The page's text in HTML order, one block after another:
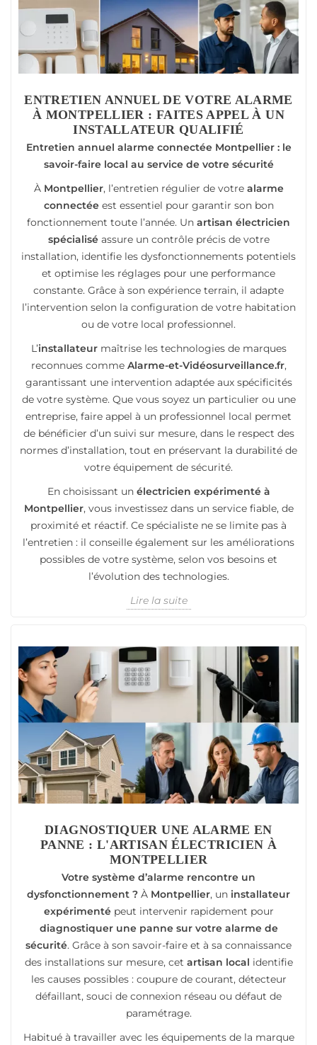
ENTRETIEN ANNUEL DE VOTRE ALARME
À MONTPELLIER : FAITES APPEL À UN
INSTALLATEUR QUALIFIÉ
Entretien annuel alarme connectée Montpellier : le
savoir-faire local au service de votre sécurité
À Montpellier, l’entretien régulier de votre alarme
connectéeest essentiel pour garantir son bon
fonctionnement toute l’année. Un artisan électricien
spécialiséassure un contrôle précis de votre
installation, identifie les dysfonctionnements potentiels
et optimise les réglages pour une performance
constante. Grâce à son expérience terrain, il adapte
l’intervention selon la configuration de votre habitation
ou de votre local professionnel.
L’installateurmaîtrise les technologies de marques
reconnues comme Alarme-et-Vidéosurveillance.fr,
garantissant une intervention adaptée aux spécificités
de votre système. Que vous soyez un particulier ou une
entreprise, faire appel à un professionnel local permet
de bénéficier d’un suivi sur mesure, dans le respect des
normes d’installation, tout en préservant la durabilité de
votre équipement de sécurité.
En choisissant un électricien expérimenté à
Montpellier, vous investissez dans un service fiable, de
proximité et réactif. Ce spécialiste ne se limite pas à
l’entretien : il conseille également sur les améliorations
possibles de votre système, selon vos besoins et
l’évolution des technologies.
Lire la suite
DIAGNOSTIQUER UNE ALARME EN
PANNE : L'ARTISAN ÉLECTRICIEN À
MONTPELLIER
Votre système d’alarme rencontre un
dysfonctionnement ? À Montpellier, un installateur
expérimentépeut intervenir rapidement pour
diagnostiquer une panne sur votre alarme de
sécurité. Grâce à son savoir-faire et à sa connaissance
des installations sur mesure, cet artisan local identifie
les causes possibles : coupure de courant, détecteur
défaillant, souci de connexion réseau ou défaut de
paramétrage.
Habitué à travailler avec les équipements de la marque